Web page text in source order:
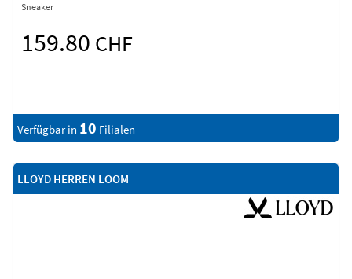
Sneaker
159.80 CHF
Verfügbar in 10 Filialen
LLOYD HERREN LOOM